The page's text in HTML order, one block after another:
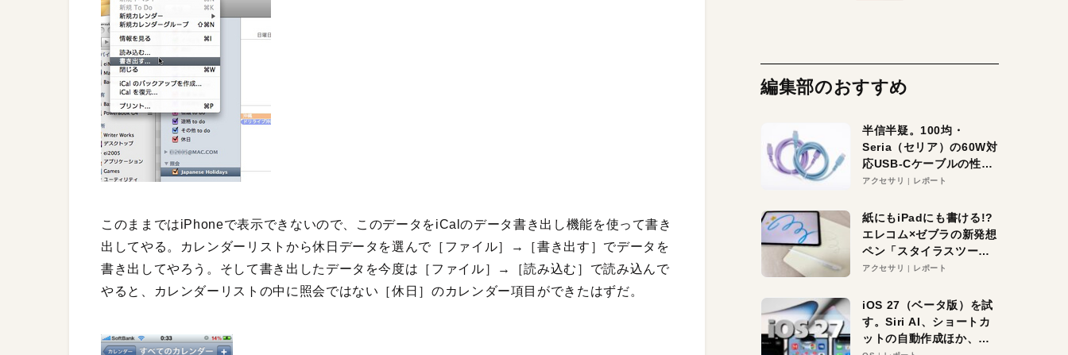
このままではiPhoneで表示できないので、このデータをiCalのデータ書き出し機能を使って書き
出してやる。カレンダーリストから休日データを選んで［ファイル］→［書き出す］でデータを
書き出してやろう。そして書き出したデータを今度は［ファイル］→［読み込む］で読み込んで
やると、カレンダーリストの中に照会ではない［休日］のカレンダー項目ができたはずだ。
編集部のおすすめ
半信半疑。100均・
Seria（セリア）の60W対
応USB-Cケーブルの性能
を検証。超コスパの1本を
アクセサリ レポート
紙にもiPadにも書ける!?
エレコム×ゼブラの新発想
ペン「スタイラスツーウ
ェイ」レビュー。持ち替
アクセサリ レポート
iOS 27（ベータ版）を試
す。Siri AI、ショートカ
ットの自動作成ほか、期